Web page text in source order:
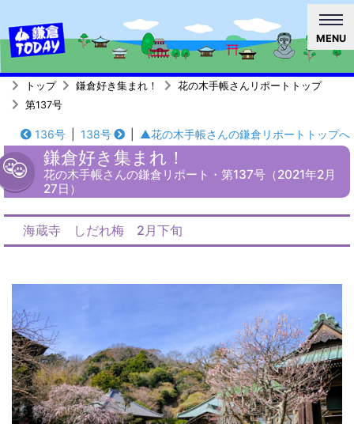
MENU
トップ 鎌倉好き集まれ！
花の木手帳さんリポートトップ
第137号
136号 138号 ▲花の木手帳さんの鎌倉リポートトップへ
鎌倉好き集まれ！
花の木手帳さんの鎌倉リポート・第137号（2021年2月
27日）
海蔵寺 しだれ梅 2月下旬